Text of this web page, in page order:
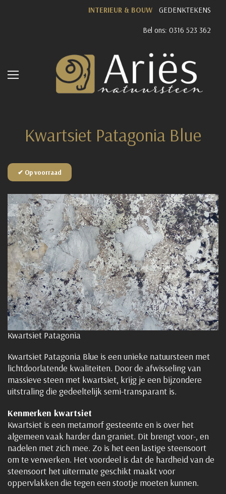
INTERIEUR & BOUW GEDENKTEKENS
Bel ons: 0316 523 362
Kwartsiet Patagonia Blue
✔ Op voorraad
Kwartsiet Patagonia
Kwartsiet Patagonia Blue is een unieke natuursteen met
lichtdoorlatende kwaliteiten. Door de afwisseling van
massieve steen met kwartsiet, krijg je een bijzondere
uitstraling die gedeeltelijk semi-transparant is.
Kenmerken kwartsiet
Kwartsiet is een metamorf gesteente en is over het
algemeen vaak harder dan graniet. Dit brengt voor-, en
nadelen met zich mee. Zo is het een lastige steensoort
om te verwerken. Het voordeel is dat de hardheid van de
steensoort het uitermate geschikt maakt voor
oppervlakken die tegen een stootje moeten kunnen.